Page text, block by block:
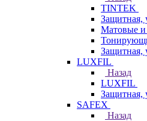
TINTEK
Защитная,
Матовые и
Защитная,
LUXFIL
Назад
LUXFIL
Защитная,
SAFEX
Назад